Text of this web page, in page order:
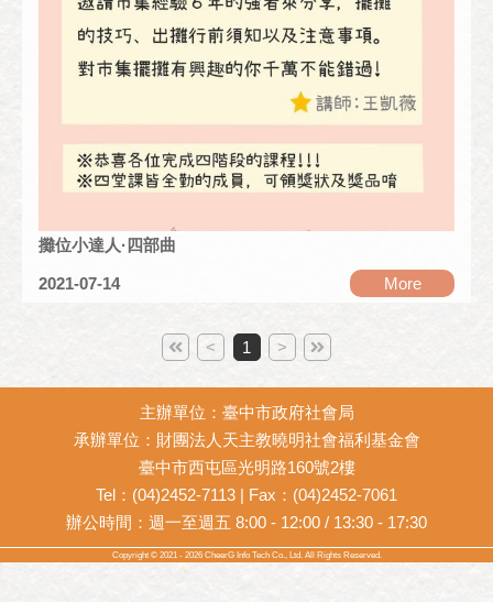
攤位小達人·四部曲
2021-07-14 More
< 1 >
主辦單位：臺中市政府社會局
承辦單位：財團法人天主教曉明社會福利基金會
臺中市西屯區光明路160號2樓
Tel：(04)2452-7113 | Fax：(04)2452-7061
辦公時間：週一至週五 8:00 - 12:00 / 13:30 - 17:30
Copyright © 2021 - 2026 CheerGInfo Tech Co., Ltd. All Rights Reserved.